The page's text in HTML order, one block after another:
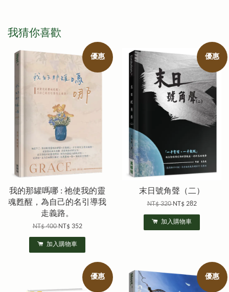
我猜你喜歡
優惠
我的那罐嗎哪 : 祂使我的靈
魂甦醒，為自己的名引導我
走義路。
NT$ 400NT$ 352
加入購物車
優惠
末日號角聲（二）
NT$ 320NT$ 282
加入購物車
優惠 優惠